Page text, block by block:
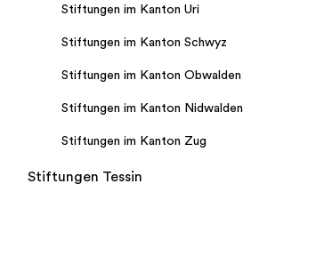
Stiftungen im Kanton Uri
Stiftungen im Kanton Schwyz
Stiftungen im Kanton Obwalden
Stiftungen im Kanton Nidwalden
Stiftungen im Kanton Zug
Stiftungen Tessin